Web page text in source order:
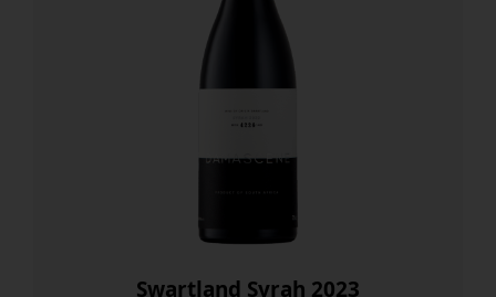
Swartland Syrah 2023